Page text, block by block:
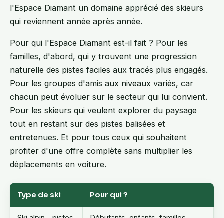
l'Espace Diamant un domaine apprécié des skieurs
qui reviennent année après année.
Pour qui l'Espace Diamant est-il fait ? Pour les
familles, d'abord, qui y trouvent une progression
naturelle des pistes faciles aux tracés plus engagés.
Pour les groupes d'amis aux niveaux variés, car
chacun peut évoluer sur le secteur qui lui convient.
Pour les skieurs qui veulent explorer du paysage
tout en restant sur des pistes balisées et
entretenues. Et pour tous ceux qui souhaitent
profiter d'une offre complète sans multiplier les
déplacements en voiture.
Type de ski Pour qui ?